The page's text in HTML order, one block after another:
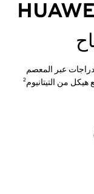
عبر المعصم
من التيتانيوم2